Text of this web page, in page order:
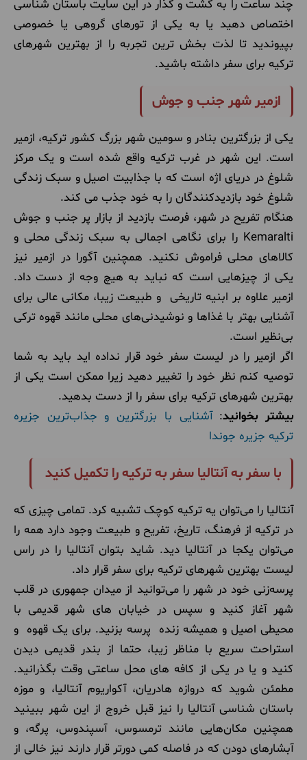
چند ساعت را به گشت و گذار در این سایت باستان شناسی
اختصاص دهید یا به یکی از تورهای گروهی یا خصوصی
بپیوندید تا لذت بخش ترین تجربه را از بهترین شهرهای
ترکیه برای سفر داشته باشید.
ازمیر شهر جنب و جوش
یکی از بزرگترین بنادر و سومین شهر بزرگ کشور ترکیه، ازمیر
است. این شهر در غرب ترکیه واقع شده است و یک مرکز
شلوغ در دریای اژه است که با جذابیت اصیل و سبک زندگی
شلوغ خود بازدیدکنندگان را به خود جذب می کند.
هنگام تفریح در شهر، فرصت بازدید از بازار پر جنب و جوش
Kemaralti را برای نگاهی اجمالی به سبک زندگی محلی و
کالاهای محلی فراموش نکنید. همچنین آگورا در ازمیر نیز
یکی از چیزهایی است که نباید به هیچ وجه از دست داد.
ازمیر علاوه بر ابنیه تاریخی و طبیعت زیبا، مکانی عالی برای
آشنایی بهتر با غذاها و نوشیدنی‌های محلی مانند قهوه ترکی
بی‌نظیر است.
اگر ازمیر را در لیست سفر خود قرار نداده اید باید به شما
توصیه کنم نظر خود را تغییر دهید زیرا ممکن است یکی از
بهترین شهرهای ترکیه برای سفر را از دست بدهید.
بیشتر بخوانید:آشنایی با بزرگترین و جذاب‌ترین جزیره
ترکیه ‌جزیره جوندا
با سفر به آنتالیا سفر به ترکیه را تکمیل کنید
آنتالیا را می‌توان یه ترکیه کوچک تشبیه کرد. تمامی چیزی که
در ترکیه از فرهنگ، تاریخ، تفریح و طبیعت وجود دارد همه را
می‌توان یکجا در آنتالیا دید. شاید بتوان آنتالیا را در راس
لیست بهترین شهرهای ترکیه برای سفر قرار داد.
پرسه‌زنی خود در شهر را می‌توانید از میدان جمهوری در قلب
شهر آغاز کنید و سپس در خیابان های شهر قدیمی با
محیطی اصیل و همیشه زنده پرسه بزنید. برای یک قهوه و
استراحت سریع با مناظر زیبا، حتما از بندر قدیمی دیدن
کنید و یا در یکی از کافه های محل ساعتی وقت بگذرانید.
مطمئن شوید که دروازه هادریان، آکواریوم آنتالیا، و موزه
باستان شناسی آنتالیا را نیز قبل خروج از این شهر ببینید
همچنین مکان‌هایی مانند ترمسوس، آسپندوس، پرگه، و
آبشارهای دودن که در فاصله کمی دورتر قرار دارند نیز خالی از